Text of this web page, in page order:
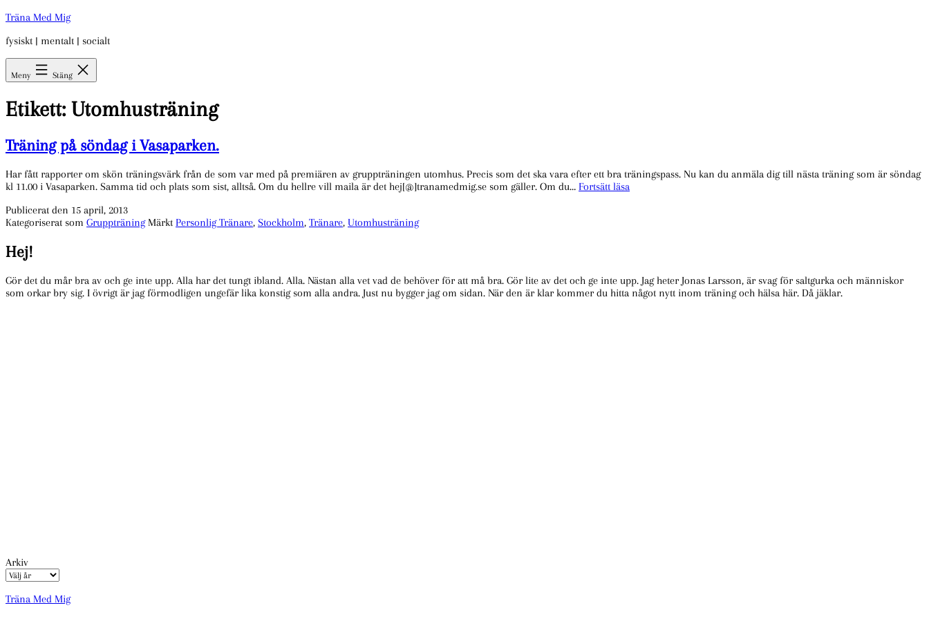
Hoppa
innehåll
Träna Med Mig
fysiskt | mentalt | socialt
Meny Stäng
Etikett: Utomhusträning
Träning på söndag i Vasaparken.
Har fått rapporter om skön träningsvärk från de som var med på premiären av gruppträningen utomhus. Precis som det ska vara efter ett bra träningspass. Nu kan du anmäla dig till nästa träning som är söndag
kl 11.00 i Vasaparken. Samma tid och plats som sist, alltså. Om du hellre vill maila är det hej[@]tranamedmig.se som gäller. Om du… Fortsätt läsaTräning
Publicerat den 15 april, 2013
Kategoriserat som Gruppträning Märkt Personlig Tränare, Stockholm, Tränare, Utomhusträning
Hej!
Gör det du mår bra av och ge inte upp. Alla har det tungt ibland. Alla. Nästan alla vet vad de behöver för att må bra. Gör lite av det och ge inte upp. Jag heter Jonas Larsson, är svag för saltgurka och människor
som orkar bry sig. I övrigt är jag förmodligen ungefär lika konstig som alla andra. Just nu bygger jag om sidan. När den är klar kommer du hitta något nytt inom träning och hälsa här. Då jäklar.
Arkiv
Träna Med Mig